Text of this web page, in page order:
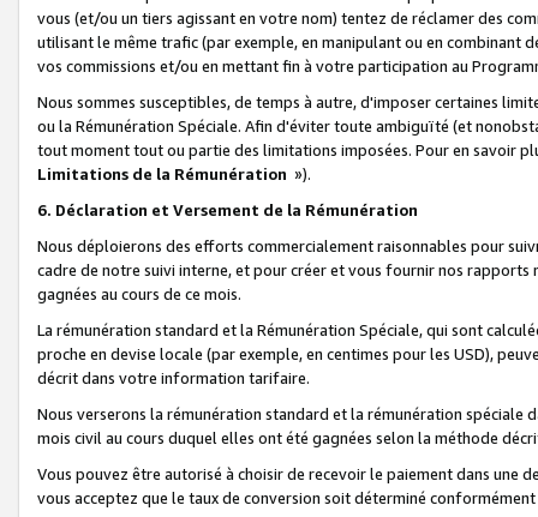
vous (et/ou un tiers agissant en votre nom) tentez de réclamer des
utilisant le même trafic (par exemple, en manipulant ou en combinant
vos commissions et/ou en mettant fin à votre participation au
Nous sommes susceptibles, de temps à autre, d'imposer certaines
ou la Rémunération Spéciale. Afin d'éviter toute ambiguïté (et
tout moment tout ou partie des limitations imposées. Pour en savoir
Limitations de la Rémunération »).
6. Déclaration et Versement de la Rémunération
Nous déploierons des efforts commercialement raisonnables pour
cadre de notre suivi interne, et pour créer et vous fournir nos
gagnées au cours de ce mois.
La rémunération standard et la Rémunération Spéciale, qui sont
proche en devise locale (par exemple, en centimes pour les USD),
décrit dans votre information tarifaire.
Nous verserons la rémunération standard et la rémunération spéciale
mois civil au cours duquel elles ont été gagnées selon la méthode
Vous pouvez être autorisé à choisir de recevoir le paiement dans une
vous acceptez que le taux de conversion soit déterminé